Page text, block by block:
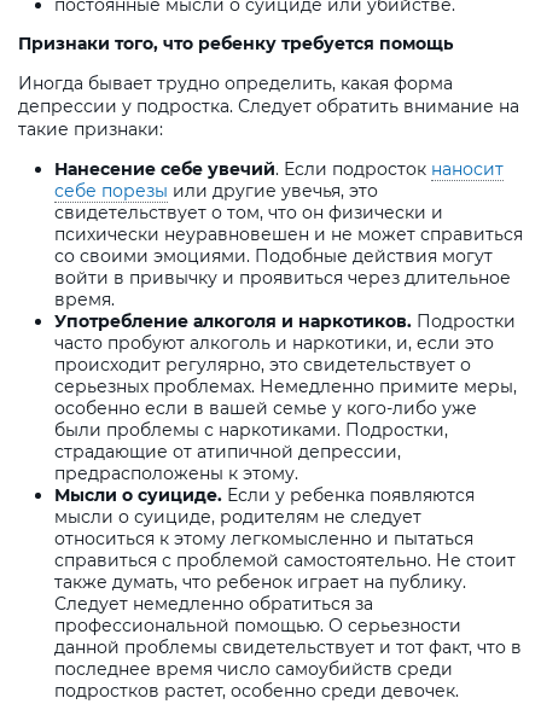
постоянные мысли о суициде или убийстве.
Признаки того, что ребенку требуется помощь
Иногда бывает трудно определить, какая форма
депрессии у подростка. Следует обратить внимание на
такие признаки:
Нанесение себе увечий. Если подросток наносит
себе порезы или другие увечья, это
свидетельствует о том, что он физически и
психически неуравновешен и не может справиться
со своими эмоциями. Подобные действия могут
войти в привычку и проявиться через длительное
время.
Употребление алкоголя и наркотиков. Подростки
часто пробуют алкоголь и наркотики, и, если это
происходит регулярно, это свидетельствует о
серьезных проблемах. Немедленно примите меры,
особенно если в вашей семье у кого-либо уже
были проблемы с наркотиками. Подростки,
страдающие от атипичной депрессии,
предрасположены к этому.
Мысли о суициде. Если у ребенка появляются
мысли о суициде, родителям не следует
относиться к этому легкомысленно и пытаться
справиться с проблемой самостоятельно. Не стоит
также думать, что ребенок играет на публику.
Следует немедленно обратиться за
профессиональной помощью. О серьезности
данной проблемы свидетельствует и тот факт, что в
последнее время число самоубийств среди
подростков растет, особенно среди девочек.